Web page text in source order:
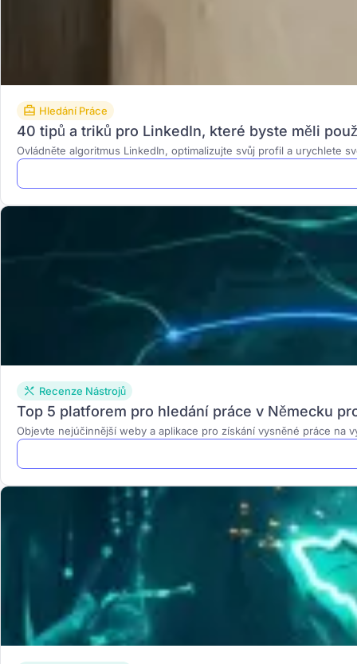
Hledání Práce
40 tipů a triků pro LinkedIn, které byste měli
Ovládněte algoritmus LinkedIn, optimalizujte svůj profil a urychlete
Recenze Nástrojů
Top 5 platforem pro hledání práce v Německu
Objevte nejúčinnější weby a aplikace pro získání vysněné práce na